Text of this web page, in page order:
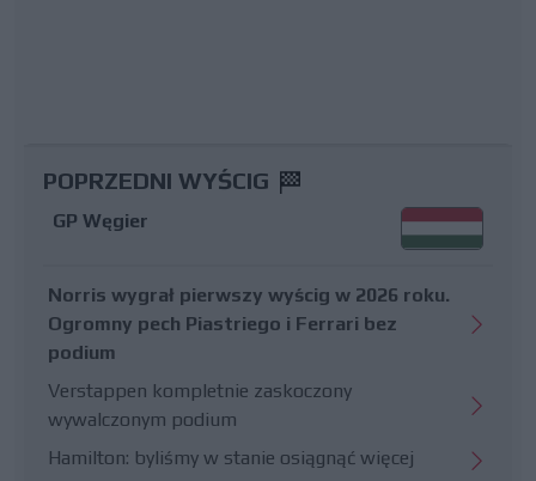
POPRZEDNI WYŚCIG
GP Węgier
Norris wygrał pierwszy wyścig w 2026 roku.
Ogromny pech Piastriego i Ferrari bez
podium
Verstappen kompletnie zaskoczony
wywalczonym podium
Hamilton: byliśmy w stanie osiągnąć więcej